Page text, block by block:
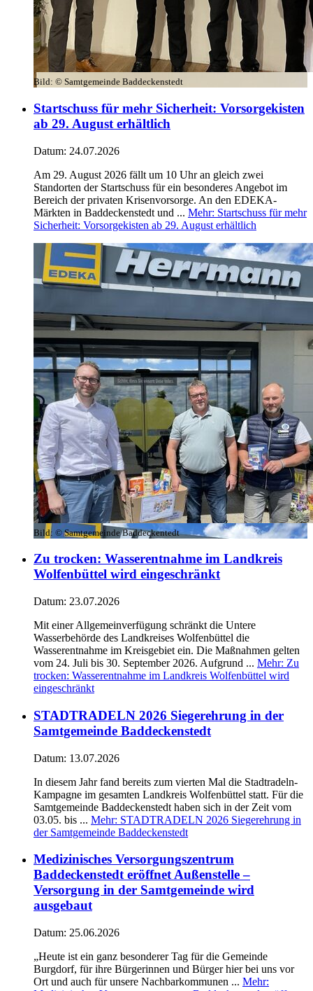
Bild: © Samtgemeinde Baddeckenstedt
Startschuss für mehr Sicherheit: Vorsorgekisten
ab 29. August erhältlich
Datum: 24.07.2026
Am 29. August 2026 fällt um 10 Uhr an gleich zwei
Standorten der Startschuss für ein besonderes Angebot im
Bereich der privaten Krisenvorsorge. An den EDEKA-
Märkten in Baddeckenstedt und ... Mehr: Startschuss für mehr
Sicherheit: Vorsorgekisten ab 29. August erhältlich
Bild: © Samtgemeinde Baddeckentedt
Zu trocken: Wasserentnahme im Landkreis
Wolfenbüttel wird eingeschränkt
Datum: 23.07.2026
Mit einer Allgemeinverfügung schränkt die Untere
Wasserbehörde des Landkreises Wolfenbüttel die
Wasserentnahme im Kreisgebiet ein. Die Maßnahmen gelten
vom 24. Juli bis 30. September 2026. Aufgrund ... Mehr: Zu
trocken: Wasserentnahme im Landkreis Wolfenbüttel wird
eingeschränkt
STADTRADELN 2026 Siegerehrung in der
Samtgemeinde Baddeckenstedt
Datum: 13.07.2026
In diesem Jahr fand bereits zum vierten Mal die Stadtradeln-
Kampagne im gesamten Landkreis Wolfenbüttel statt. Für die
Samtgemeinde Baddeckenstedt haben sich in der Zeit vom
03.05. bis ... Mehr: STADTRADELN 2026 Siegerehrung in
der Samtgemeinde Baddeckenstedt
Medizinisches Versorgungszentrum
Baddeckenstedt eröffnet Außenstelle –
Versorgung in der Samtgemeinde wird
ausgebaut
Datum: 25.06.2026
„Heute ist ein ganz besonderer Tag für die Gemeinde
Burgdorf, für ihre Bürgerinnen und Bürger hier bei uns vor
Ort und auch für unsere Nachbarkommunen ... Mehr: